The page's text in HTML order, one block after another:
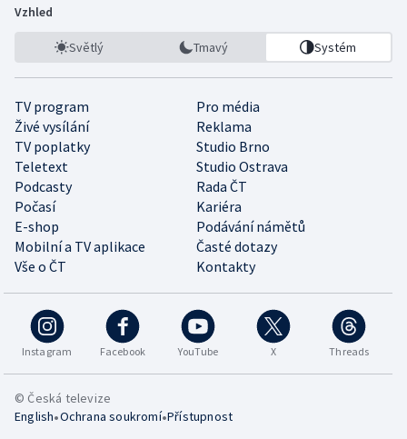
Vzhled
Světlý Tmavý Systém
TV program
Pro média
Živé vysílání
Reklama
TV poplatky
Studio Brno
Teletext
Studio Ostrava
Podcasty
Rada ČT
Počasí
Kariéra
E-shop
Podávání námětů
Mobilní a TV aplikace
Časté dotazy
Vše o ČT
Kontakty
Instagram Facebook YouTube X Threads
© Česká televize
English•Ochrana soukromí•Přístupnost